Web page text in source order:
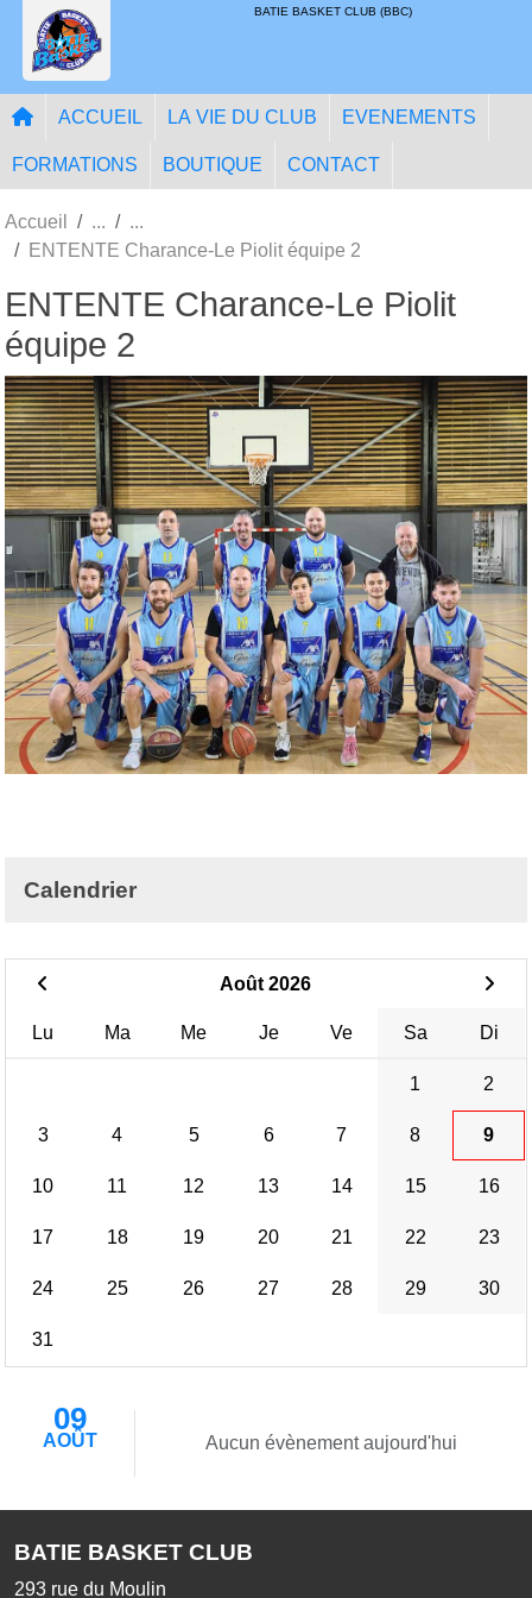
BATIE BASKET CLUB (BBC)
ACCUEIL LA VIE DU CLUB EVENEMENTS
FORMATIONS BOUTIQUE CONTACT
Accueil
ENTENTE Charance-Le Piolit équipe 2
ENTENTE Charance-Le Piolit
équipe 2
Calendrier
Août 2026
Lu Ma Me Je Ve Sa Di
1 2
3 4 5 6 7 8 9
10 11 12 13 14 15 16
17 18 19 20 21 22 23
24 25 26 27 28 29 30
31
09
AOÛT Aucun évènement aujourd'hui
BATIE BASKET CLUB
293 rue du Moulin
Panneau de gestion des cookies